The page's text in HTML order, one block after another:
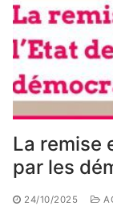
La remise
par les
24/10/2025